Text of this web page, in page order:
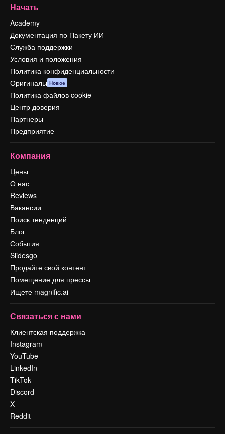
Начать
Academy
Документация по Пакету ИИ
Служба поддержки
Условия и положения
Политика конфиденциальности
Оригиналы Новое
Политика файлов cookie
Центр доверия
Партнеры
Предприятие
Компания
Цены
О нас
Reviews
Вакансии
Поиск тенденций
Блог
События
Slidesgo
Продайте свой контент
Помещение для прессы
Ищете magnific.ai
Связаться с нами
Клиентская поддержка
Instagram
YouTube
LinkedIn
TikTok
Discord
X
Reddit